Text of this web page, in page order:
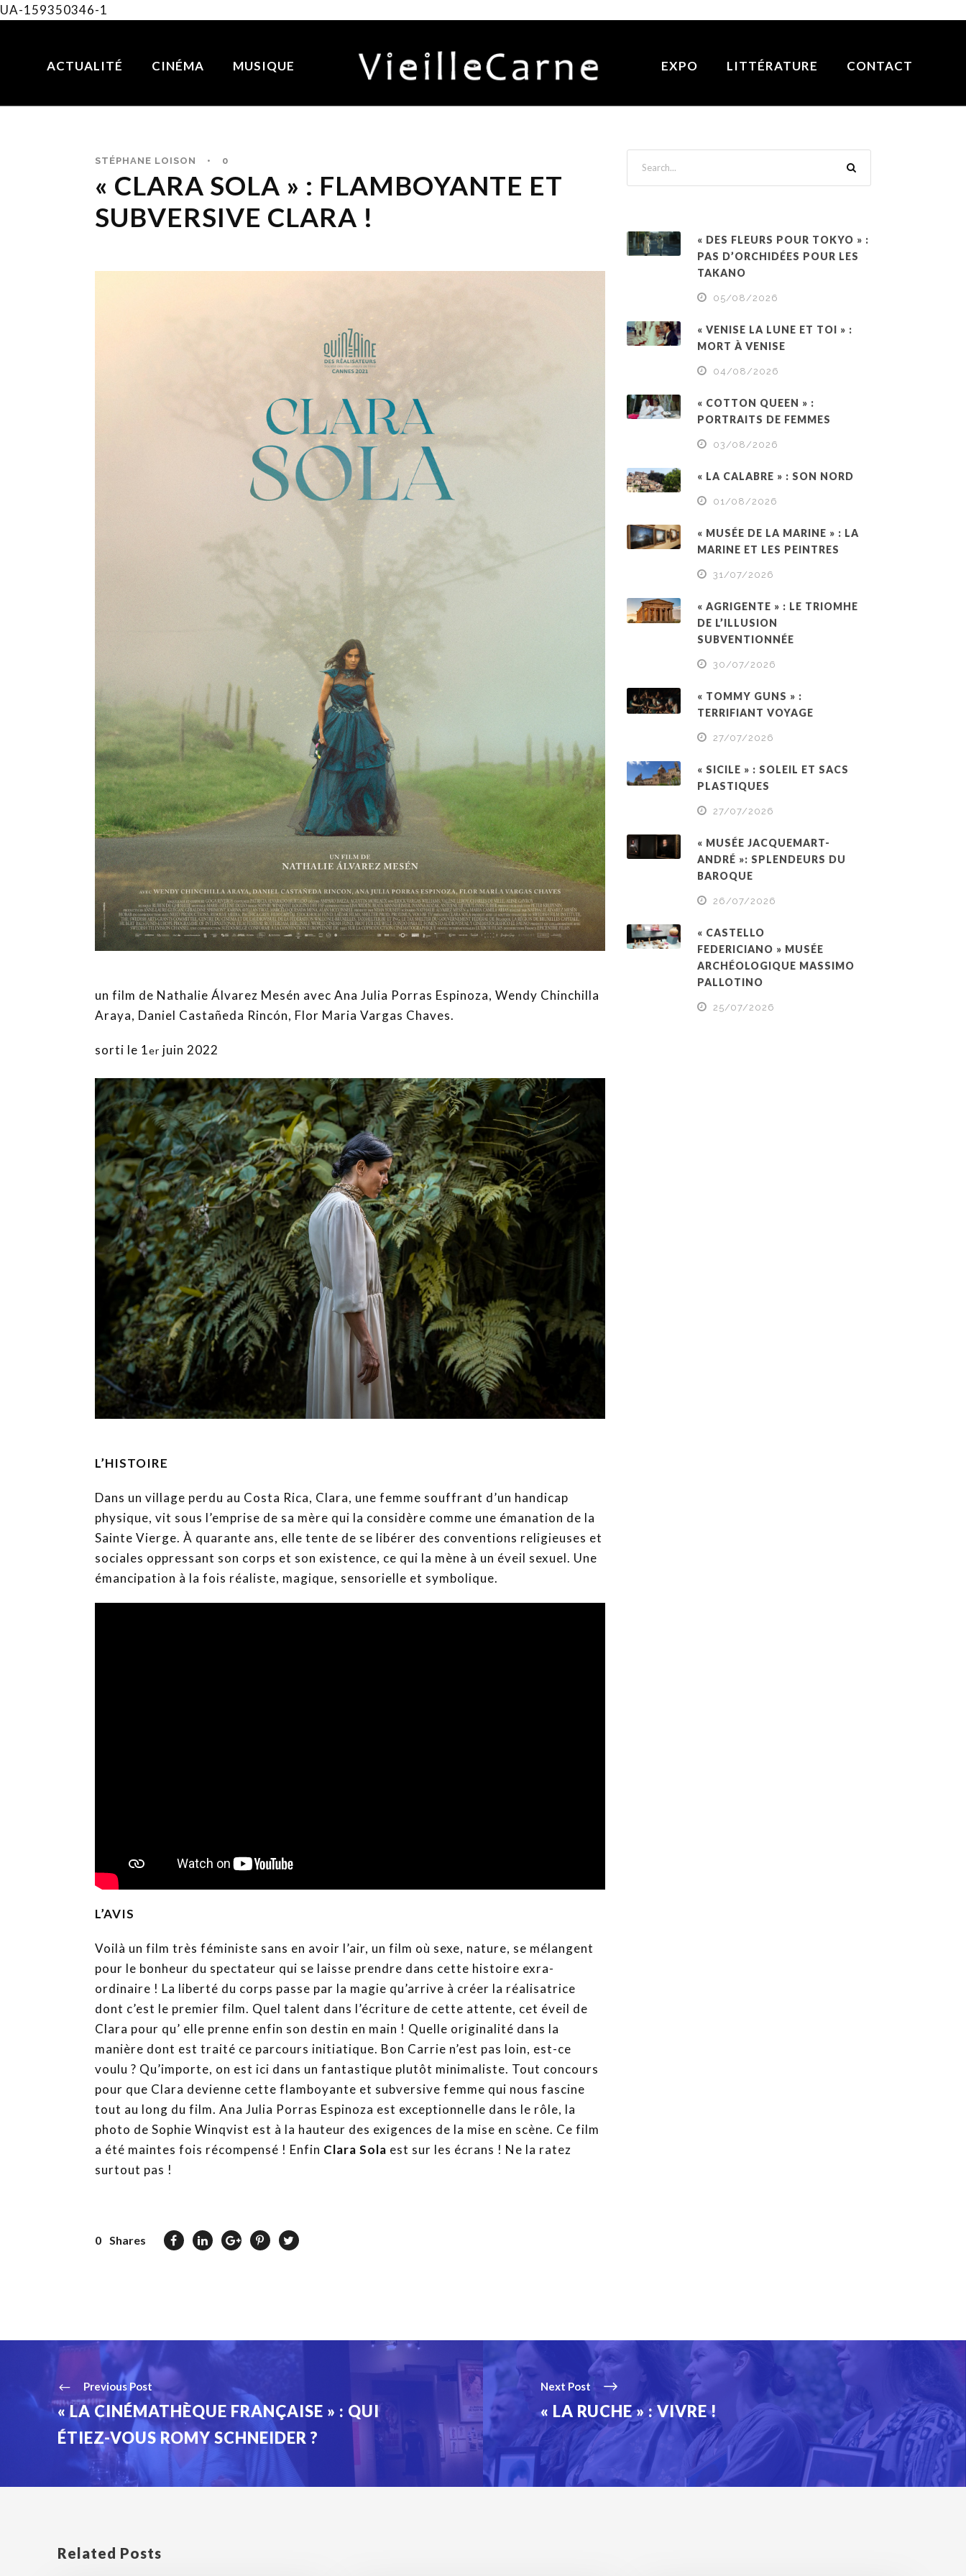
UA-159350346-1
ACTUALITÉ CINÉMA MUSIQUE EXPO LITTÉRATURE CONTACT
STÉPHANE LOISON • 0
« CLARA SOLA » : FLAMBOYANTE ET
SUBVERSIVE CLARA !
un film de Nathalie Álvarez Mesén avec Ana Julia Porras Espinoza, Wendy Chinchilla
Araya, Daniel Castañeda Rincón, Flor Maria Vargas Chaves.
sorti le 1er juin 2022
L’HISTOIRE
Dans un village perdu au Costa Rica, Clara, une femme souffrant d’un handicap
physique, vit sous l’emprise de sa mère qui la considère comme une émanation de la
Sainte Vierge. À quarante ans, elle tente de se libérer des conventions religieuses et
sociales oppressant son corps et son existence, ce qui la mène à un éveil sexuel. Une
émancipation à la fois réaliste, magique, sensorielle et symbolique.
L’AVIS
Voilà un film très féministe sans en avoir l’air, un film où sexe, nature, se mélangent
pour le bonheur du spectateur qui se laisse prendre dans cette histoire exra-
ordinaire ! La liberté du corps passe par la magie qu’arrive à créer la réalisatrice
dont c’est le premier film. Quel talent dans l’écriture de cette attente, cet éveil de
Clara pour qu’ elle prenne enfin son destin en main ! Quelle originalité dans la
manière dont est traité ce parcours initiatique. Bon Carrie n’est pas loin, est-ce
voulu ? Qu’importe, on est ici dans un fantastique plutôt minimaliste. Tout concours
pour que Clara devienne cette flamboyante et subversive femme qui nous fascine
tout au long du film. Ana Julia Porras Espinoza est exceptionnelle dans le rôle, la
photo de Sophie Winqvist est à la hauteur des exigences de la mise en scène. Ce film
a été maintes fois récompensé ! Enfin Clara Sola est sur les écrans ! Ne la ratez
surtout pas !
0 Shares
« DES FLEURS POUR TOKYO » :
PAS D’ORCHIDÉES POUR LES
TAKANO
05/08/2026
« VENISE LA LUNE ET TOI » :
MORT À VENISE
04/08/2026
« COTTON QUEEN » :
PORTRAITS DE FEMMES
03/08/2026
« LA CALABRE » : SON NORD
01/08/2026
« MUSÉE DE LA MARINE » : LA
MARINE ET LES PEINTRES
31/07/2026
« AGRIGENTE » : LE TRIOMHE
DE L’ILLUSION
SUBVENTIONNÉE
30/07/2026
« TOMMY GUNS » :
TERRIFIANT VOYAGE
27/07/2026
« SICILE » : SOLEIL ET SACS
PLASTIQUES
27/07/2026
« MUSÉE JACQUEMART-
ANDRÉ »: SPLENDEURS DU
BAROQUE
26/07/2026
« CASTELLO
FEDERICIANO » MUSÉE
ARCHÉOLOGIQUE MASSIMO
PALLOTINO
25/07/2026
Previous Post
« LA CINÉMATHÈQUE FRANÇAISE » : QUI
ÉTIEZ-VOUS ROMY SCHNEIDER ?
Next Post
« LA RUCHE » : VIVRE !
Related Posts